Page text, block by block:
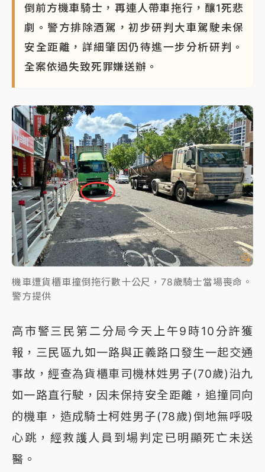
倒前方機車騎士，再連人帶車拖行，釀1死悲
劇。警方排除酒駕，初步研判大車駕駛未保
安全距離，詳細肇因仍待進一步分析研判。
全案依過失致死罪嫌送辦。
機車遭貨櫃車撞倒拖行數十公尺，78歲騎士當場喪命。
警方提供
高市警三民第二分局今天上午9時10分許獲
報，三民區九如一路與正義路口發生一起交通
事故，經查為貨櫃車司機林姓男子(70歲)沿九
如一路直行駛，因未保持安全距離，追撞同向
的機車，造成騎士柯姓男子(78歲)倒地無呼吸
心跳，經救護人員到場判定已明顯死亡未送
醫。